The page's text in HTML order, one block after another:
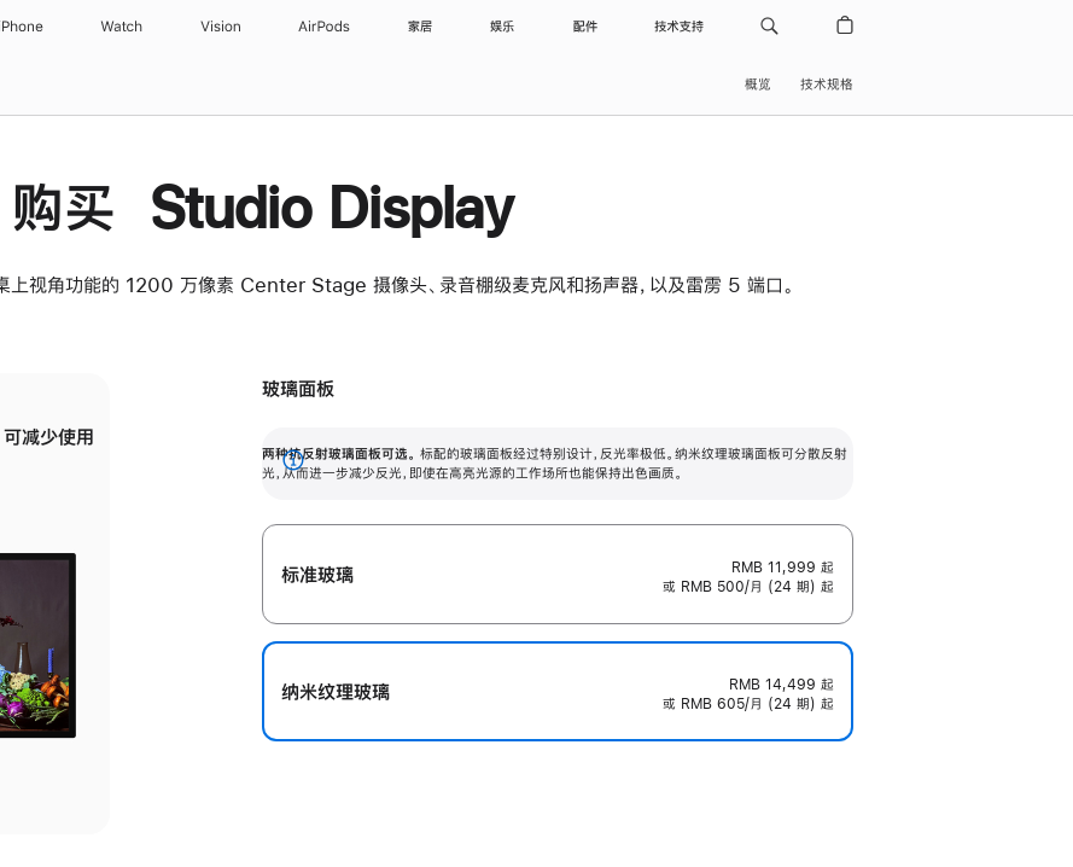
Watch Vision AirPods 家居 娱乐 配件 技术支持
概览 技术规格
购买 Studio Display
上视角功能的 1200 万像素 Center Stage 摄像头、录音棚级麦克风和扬声器，以及雷雳 5 端口。
减少使用
有高亮光源的场所使用，也能保持出色画质。
玻璃面板
两种抗反射玻璃面板可选。 标配的玻璃面板经过特别设计，反光率极低。纳米纹理玻璃面板可分散反射
光，从而进一步减少反光，即使在高亮光源的工作场所也能保持出色画质。
展
标准玻璃 RMB 11,999 起
或 RMB 500/月 (24 期) 起
纳米纹理玻璃 RMB 14,499 起
或 RMB 605/月 (24 期) 起